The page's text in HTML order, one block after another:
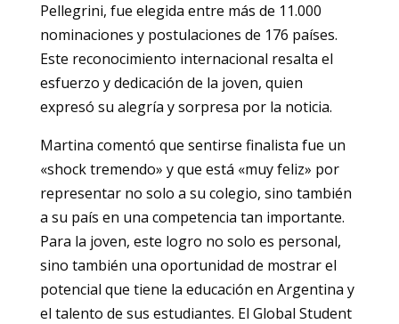
Pellegrini, fue elegida entre más de 11.000
nominaciones y postulaciones de 176 países.
Este reconocimiento internacional resalta el
esfuerzo y dedicación de la joven, quien
expresó su alegría y sorpresa por la noticia.
Martina comentó que sentirse finalista fue un
«shock tremendo» y que está «muy feliz» por
representar no solo a su colegio, sino también
a su país en una competencia tan importante.
Para la joven, este logro no solo es personal,
sino también una oportunidad de mostrar el
potencial que tiene la educación en Argentina y
el talento de sus estudiantes. El Global Student